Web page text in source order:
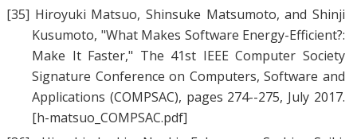
[35] Hiroyuki Matsuo,Shinsuke Matsumoto, andShinji
Kusumoto, "What Makes Software Energy-Efficient?:
Make It Faster," The 41st IEEE Computer Society
Signature Conference on Computers, Software and
Applications (COMPSAC), pages 274--275, July 2017.
[h-matsuo_COMPSAC.pdf]